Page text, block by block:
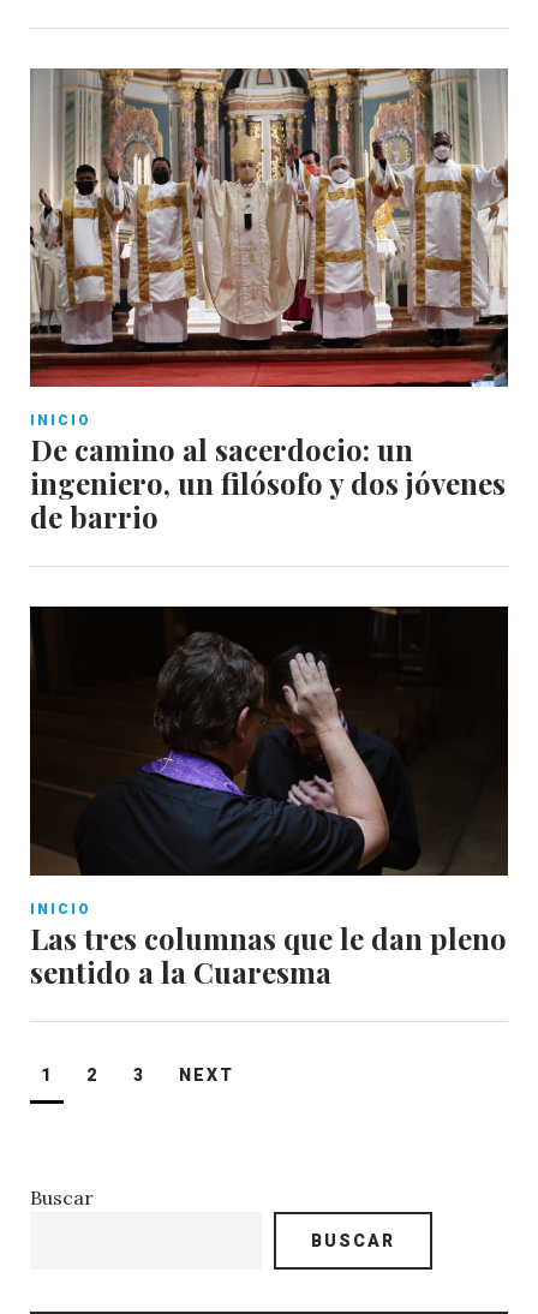
INICIO
De camino al sacerdocio: un
ingeniero, un filósofo y dos jóvenes
de barrio
INICIO
Las tres columnas que le dan pleno
sentido a la Cuaresma
Paginación
de
1 2 3 NEXT
Buscar
BUSCAR